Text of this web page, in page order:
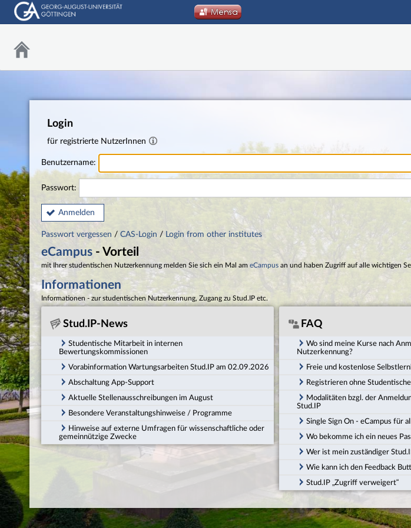
Login
für registrierte NutzerInnen
Benutzername:
Passwort:
Anmelden
Passwort vergessen / CAS-Login / Login from other institutes
eCampus - Vorteil
mit Ihrer studentischen Nutzerkennung melden Sie sich ein Mal am eCampus an und haben Zugriff auf alle wichtigen
Informationen
Informationen - zur studentischen Nutzerkennung, Zugang zu Stud.IP etc.
Stud.IP-News
Studentische Mitarbeit in internen
Bewertungskommissionen
Vorabinformation Wartungsarbeiten Stud.IP am 02.09.2026
Abschaltung App-Support
Aktuelle Stellenausschreibungen im August
Besondere Veranstaltungshinweise / Programme
Hinweise auf externe Umfragen für wissenschaftliche oder
gemeinnützige Zwecke
FAQ
Wo sind meine Kurse nach
Nutzerkennung?
Freie und kostenlose
Registrieren ohne
Modalitäten bzgl. der
Stud.IP
Single Sign On - eCampus für
Wo bekomme ich ein neues
Wer ist mein zuständiger
Wie kann ich den Feedback
Stud.IP „Zugriff verweigert“